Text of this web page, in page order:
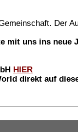
Der
mit uns ins neue
HIER
direkt auf